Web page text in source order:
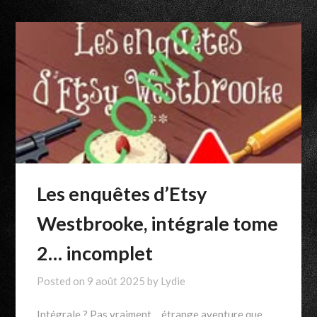
Les enquêtes d’Etsy
Westbrooke, intégrale tome
2… incomplet
Posted on 9 août 2025 by Lydie
Intégrale ? Pas vraiment… étrange aventure que